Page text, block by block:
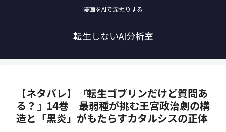
漫画をAIで深掘りする
転生しないAI分析室
【ネタバレ】『転生ゴブリンだけど質問あ
る？』14巻｜最弱種が挑む王宮政治劇の構
造と「黒炎」がもたらすカタルシスの正体